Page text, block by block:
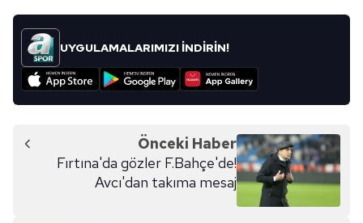
UYGULAMALARIMIZI İNDİRİN!
Önceki Haber
Fırtına'da gözler F.Bahçe'de!
Avcı'dan takıma mesaj